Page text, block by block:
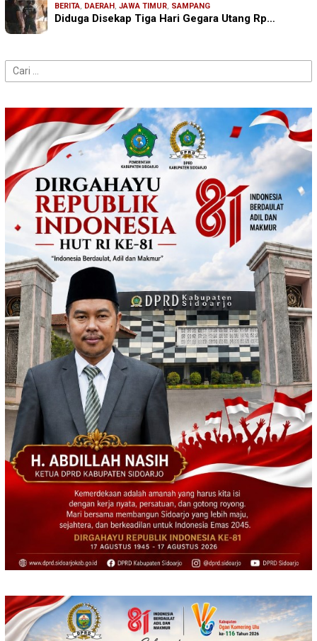
BERITA, DAERAH, JAWA TIMUR, SAMPANG
Diduga Disekap Tiga Hari Gegara Utang Rp…
Cari
untuk: